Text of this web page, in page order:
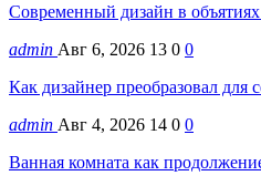
Современный дизайн в
admin Авг 6, 2026 13 0 0
Как дизайнер преобразовал
admin Авг 4, 2026 14 0 0
Ванная комната как